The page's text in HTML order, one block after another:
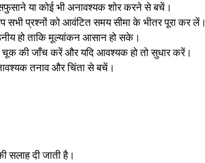
या कोई भी अनावश्यक शोर करने से बचें।
प्रश्नों को आवंटित समय सीमा के भीतर पूरा कर लें।
हो ताकि मूल्यांकन आसान हो सके।
चूक की जाँच करें और यदि आवश्यक हो तो सुधार करें।
तनाव और चिंता से बचें।
सलाह दी जाती है।